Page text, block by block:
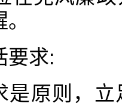
要求:
是原则，